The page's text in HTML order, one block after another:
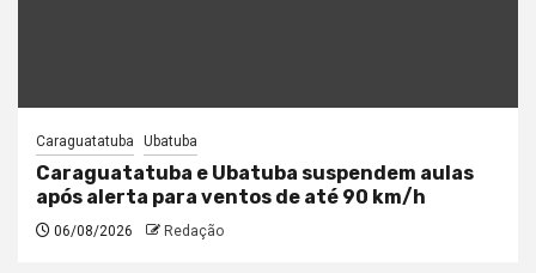
Caraguatatuba Ubatuba
Caraguatatuba e Ubatuba suspendem aulas
após alerta para ventos de até 90 km/h
06/08/2026 Redação